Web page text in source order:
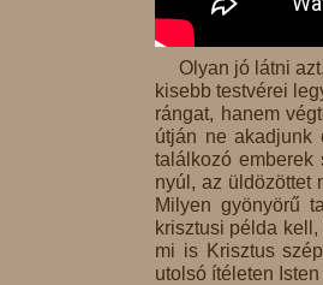
Olyan jó látni
kisebb testvérei
rángat, hanem
útján ne akadjunk
találkozó emberek
nyúl, az üldözöttet
Milyen gyönyörű
krisztusi példa
mi is Krisztus
utolsó ítéleten